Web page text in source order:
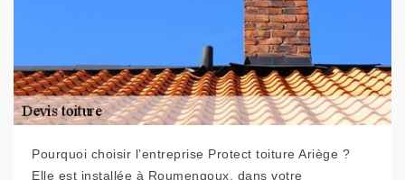
Pourquoi choisir l’entreprise Protect toiture Ariège ?
Elle est installée à Roumengoux, dans votre